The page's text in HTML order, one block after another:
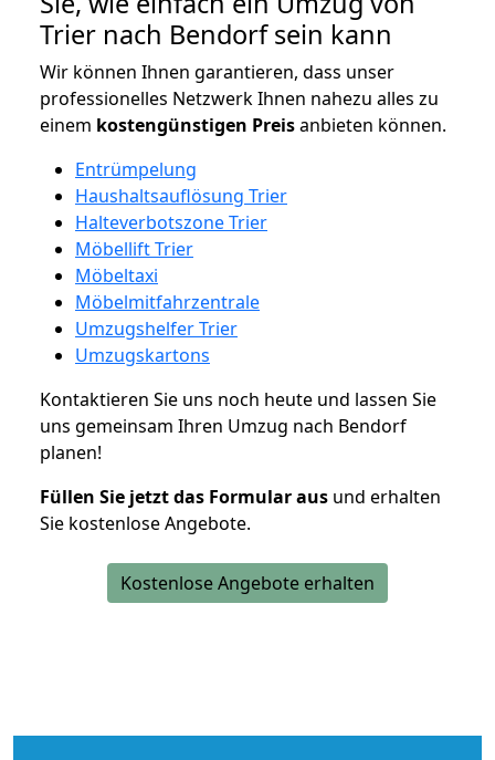
Trier nach Bendorf sein kann
Wir können Ihnen garantieren, dass unser
professionelles Netzwerk Ihnen nahezu alles zu
einem kostengünstigen Preisanbieten können.
Entrümpelung
Haushaltsauflösung Trier
Halteverbotszone Trier
Möbellift Trier
Möbeltaxi
Möbelmitfahrzentrale
Umzugshelfer Trier
Umzugskartons
Kontaktieren Sie uns noch heute und lassen Sie
uns gemeinsam Ihren Umzug nach Bendorf
planen!
Füllen Sie jetzt das Formular aus und erhalten
Sie kostenlose Angebote.
Kostenlose Angebote erhalten